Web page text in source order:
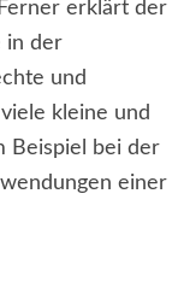
erklärt der
in der
und
kleine und
Beispiel bei der
einer